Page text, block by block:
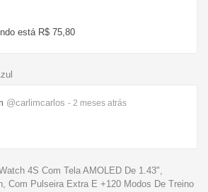
está R$ 75,80
@carlimcarlos - 2 meses atrás
4S Com Tela AMOLED De 1.43",
Com Pulseira Extra E +120 Modos De Treino